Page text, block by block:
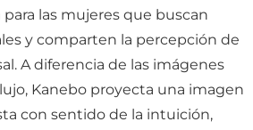
para las mujeres que buscan
y comparten la percepción de
A diferencia de las imágenes
Kanebo proyecta una imagen
con sentido de la intuición,